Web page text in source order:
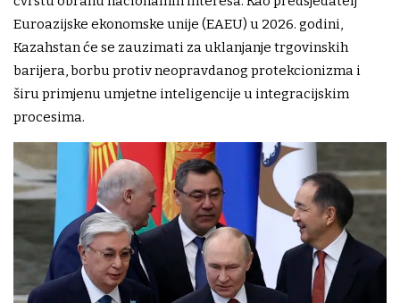
Euroazijske ekonomske unije (EAEU) u 2026. godini,
Kazahstan će se zauzimati za uklanjanje trgovinskih
barijera, borbu protiv neopravdanog protekcionizma i
širu primjenu umjetne inteligencije u integracijskim
procesima.